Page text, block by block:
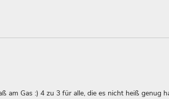
am Gas :) 4 zu 3 für alle, die es nicht heiß genug